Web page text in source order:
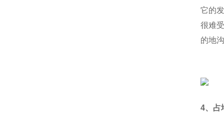
它的
很难
的地
4、占